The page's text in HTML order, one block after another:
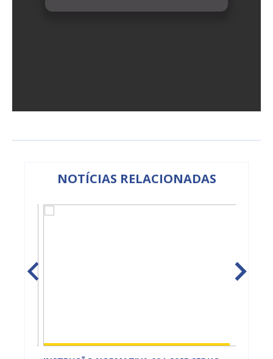
NOTÍCIAS RELACIONADAS